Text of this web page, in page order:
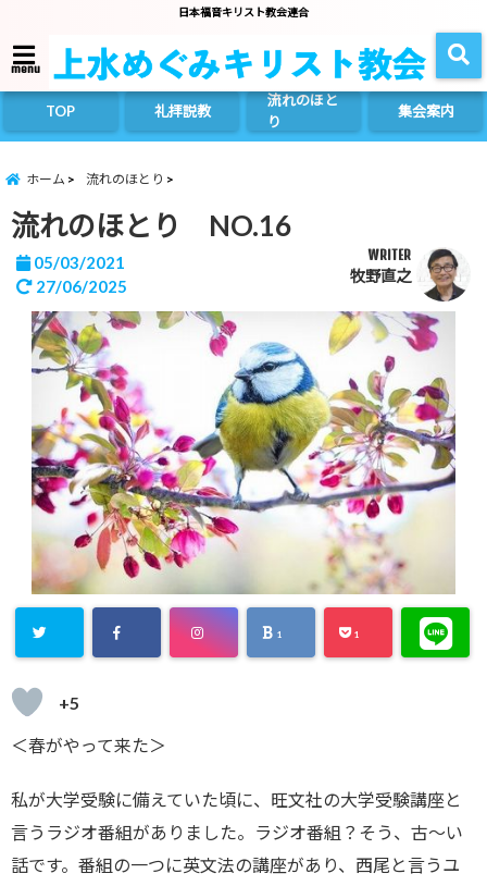
日本福音キリスト教会連合
menu
TOP 礼拝説教
流れのほと
り
集会案内
ホーム 流れのほとり
流れのほとり NO.16
05/03/2021
27/06/2025
WRITER
牧野直之
1 1
+5
＜春がやって来た＞
私が大学受験に備えていた頃に、旺文社の大学受験講座と
言うラジオ番組がありました。ラジオ番組？そう、古～い
話です。番組の一つに英文法の講座があり、西尾と言うユ